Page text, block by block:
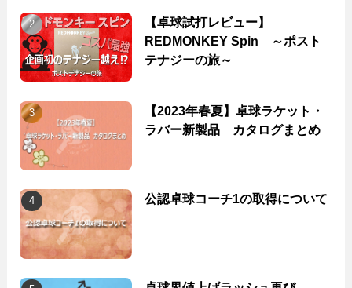
【卓球試打レビュー】
REDMONKEY Spin ～ポスト
テナジーの旅～
【2023年春夏】卓球ラケット・
ラバー新製品 カタログまとめ
公認卓球コーチ1の取得について